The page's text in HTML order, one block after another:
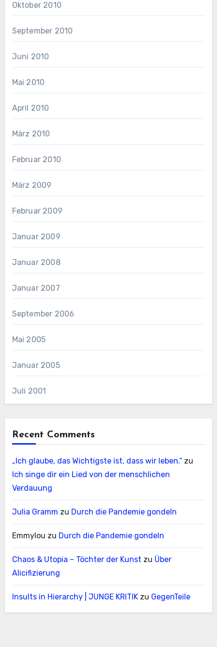
Oktober 2010
September 2010
Juni 2010
Mai 2010
April 2010
März 2010
Februar 2010
März 2009
Februar 2009
Januar 2009
Januar 2008
Januar 2007
September 2006
Mai 2005
Januar 2005
Juli 2001
Recent Comments
„Ich glaube, das Wichtigste ist, dass wir leben.“zu
Ich singe dir ein Lied von der menschlichen
Verdauung
Julia Gramm zu Durch die Pandemie gondeln
Emmylou zu Durch die Pandemie gondeln
Chaos & Utopia – Töchter der Kunst zu Über
Alicifizierung
Insults in Hierarchy | JUNGE KRITIKzu GegenTeile